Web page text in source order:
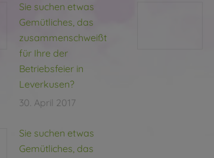
Sie suchen etwas
Gemütliches, das
zusammenschweißt
für Ihre der
Betriebsfeier in
Leverkusen?
30. April 2017
Sie suchen etwas
Gemütliches, das